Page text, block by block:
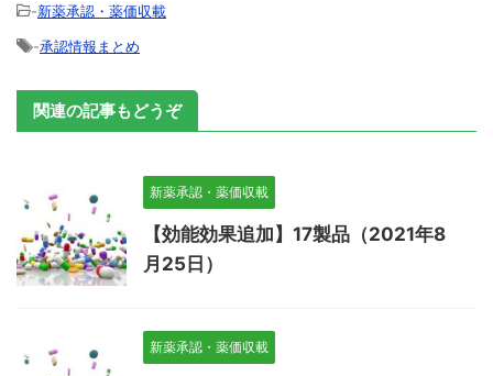
-新薬承認・薬価収載
-承認情報まとめ
関連の記事もどうぞ
新薬承認・薬価収載
【効能効果追加】17製品（2021年8
月25日）
新薬承認・薬価収載